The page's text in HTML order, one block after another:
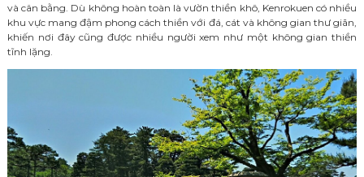
và cân bằng. Dù không hoàn toàn là vườn thiền khô, Kenrokuen có nhiều
khu vực mang đậm phong cách thiền với đá, cát và không gian thư giãn,
khiến nơi đây cũng được nhiều người xem như một không gian thiền
tĩnh lặng.